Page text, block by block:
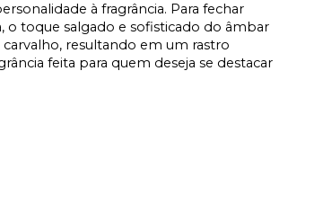
à fragrância. Para fechar
o toque salgado e sofisticado do âmbar
resultando em um rastro
feita para quem deseja se destacar